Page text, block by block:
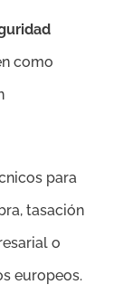
como
para
tasación
o
europeos.